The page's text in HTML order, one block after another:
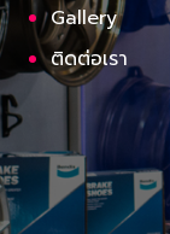
Gallery
ติดต่อเรา